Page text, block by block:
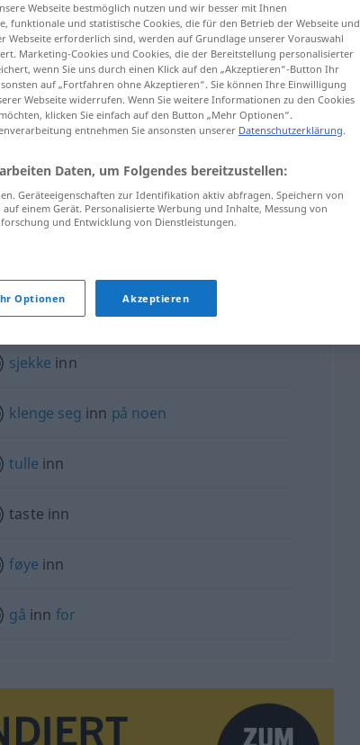
inn
leggeinn
sjekke inn
klenge seg inn på noen
tulle inn
taste inn
føye inn
gå inn for
Webseite bestmöglich nutzen und wir besser mit Ihnen
funktionale und statistische Cookies, die für den Betrieb der Webseite und
Webseite erforderlich sind, werden auf Grundlage unserer Vorauswahl
Marketing-Cookies und Cookies, die der Bereitstellung personalisierter
wenn Sie uns durch einen Klick auf den „Akzeptieren“-Button Ihr
auf „Fortfahren ohne Akzeptieren“. Sie können Ihre Einwilligung
Webseite widerrufen. Wenn Sie weitere Informationen zu den Cookies
klicken Sie einfach auf den Button „Mehr Optionen“.
entnehmen Sie ansonsten unserer Datenschutzerklärung.
Daten, um Folgendes bereitzustellen:
Geräteeigenschaften zur Identifikation aktiv abfragen. Speichern von
einem Gerät. Personalisierte Werbung und Inhalte, Messung von
und Entwicklung von Dienstleistungen.
Optionen Akzeptieren